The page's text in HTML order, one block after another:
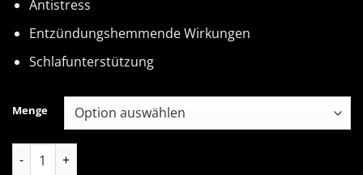
€20,00
Antistress
Entzündungshemmende Wirkungen
Schlafunterstützung
Menge
Canapuff - CBD - Cookies Menge